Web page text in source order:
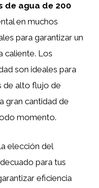
de agua de 200
en muchos
para garantizar un
caliente. Los
son ideales para
de alto flujo de
gran cantidad de
momento.
elección del
para tus
eficiencia